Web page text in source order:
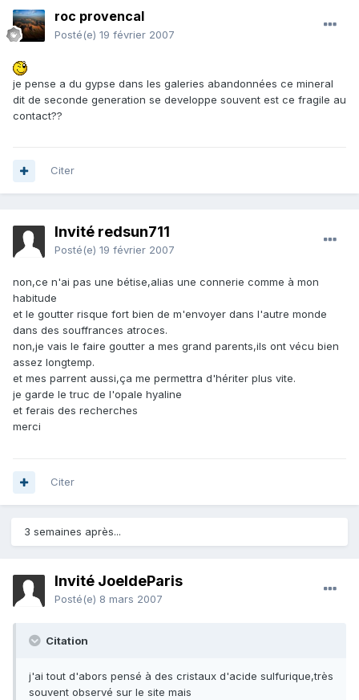
roc provencal
Posté(e) 19 février 2007
je pense a du gypse dans les galeries abandonnées ce mineral
dit de seconde generation se developpe souvent est ce fragile au
contact??
Citer
Invité redsun711
Posté(e) 19 février 2007
non,ce n'ai pas une bétise,alias une connerie comme à mon
habitude
et le goutter risque fort bien de m'envoyer dans l'autre monde
dans des souffrances atroces.
non,je vais le faire goutter a mes grand parents,ils ont vécu bien
assez longtemp.
et mes parrent aussi,ça me permettra d'hériter plus vite.
je garde le truc de l'opale hyaline
et ferais des recherches
merci
Citer
3 semaines après...
Invité JoeldeParis
Posté(e) 8 mars 2007
Citation
j'ai tout d'abors pensé à des cristaux d'acide sulfurique,très
souvent observé sur le site mais